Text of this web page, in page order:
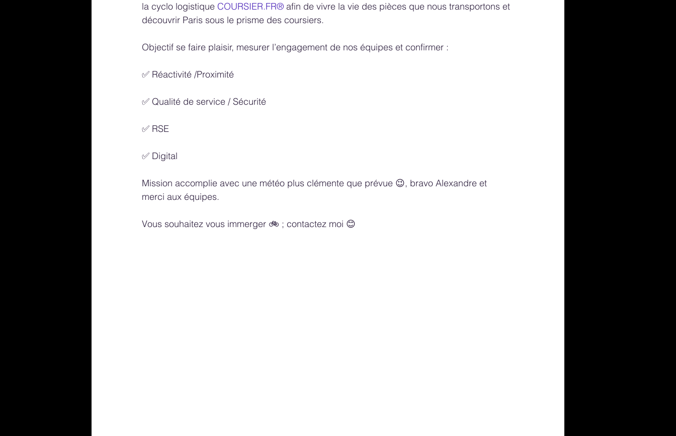
la cyclo logistique COURSIER.FR® afin de vivre la vie des pièces que nous transportons et
découvrir Paris sous le prisme des coursiers.
Objectif se faire plaisir, mesurer l’engagement de nos équipes et confirmer :
✅ Réactivité /Proximité
✅ Qualité de service / Sécurité
✅ RSE
✅ Digital
Mission accomplie avec une météo plus clémente que prévue 😉, bravo Alexandre et
merci aux équipes.
Vous souhaitez vous immerger 🚲 ; contactez moi 😊